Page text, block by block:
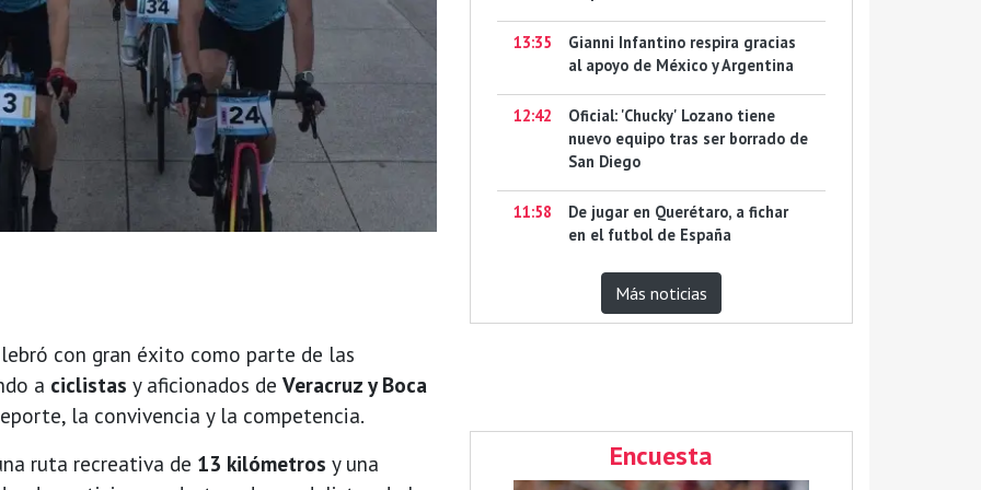
con gran éxito como parte de las
a ciclistas y aficionados de Veracruz y Boca
la convivencia y la competencia.
ruta recreativa de 13 kilómetros y una
13:35
Gianni Infantino respira gracias
al apoyo de México y Argentina
12:42
Oficial: 'Chucky' Lozano tiene
nuevo equipo tras ser borrado de
San Diego
11:58
De jugar en Querétaro, a fichar
en el futbol de España
Más noticias
Encuesta